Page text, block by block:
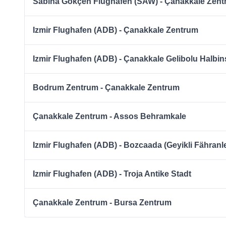
Izmir Flughafen (ADB) - Çanakkale Zentrum
Izmir Flughafen (ADB) - Çanakkale Gelibolu
Bodrum Zentrum - Çanakkale Zentrum
Çanakkale Zentrum - Assos Behramkale
Izmir Flughafen (ADB) - Bozcaada (Geyikli
Izmir Flughafen (ADB) - Troja Antike Stadt
Çanakkale Zentrum - Bursa Zentrum